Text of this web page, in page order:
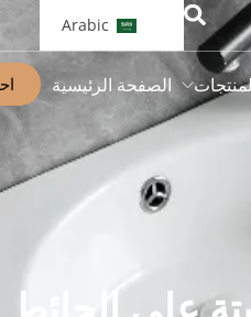
Arabic
الصفحة الرئيسية